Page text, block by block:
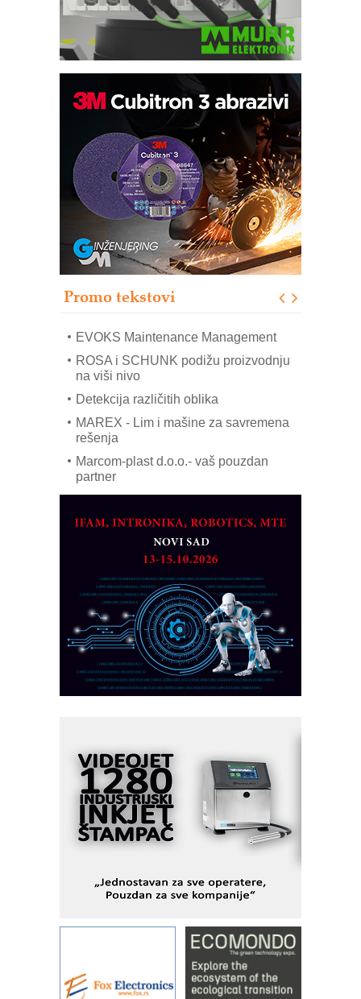
Promo tekstovi
Trajna oznaka kao dugoročna korist
Bezbednost na prvom mestu!
IB BLUMENAUER - više od 40 godina
poverenja u industriji
RMQ-TITAN ADVANCED INDICATOR
– Pametna signalizacija za efikasnije
upravljanje mašinama
Sigurnije ispitivanje transformatora u
solarnim elektranama i vetroparkovima
EVOKS Maintenance Management
ROSA i SCHUNK podižu proizvodnju
na viši nivo
Detekcija različitih oblika
MAREX - Lim i mašine za savremena
rešenja
Marcom-plast d.o.o.- vaš pouzdan
partner
obradu!
Razvoj asortimanskog pravca MINI-
PLC AKYTEC
AUKOM: Svetski standard metrologije
dostupan u Srbiji
MOTOMAN – NEXT-Robotika vođena
veštačkom inteligencijom
I.SAFE MOBILE revolucioniše
industrijsku automatizaciju
pionirskimmobile operator PANEL-OM
KIP KOP – napredna rešenja za
savremene industrijske i logističke
objekte
Alba d.o.o. – 35 godina preciznosti u
metrologiji i pametnim dozirnim
rešenjima
STAUFF – Komponente koje
sistema
YAMADA pumpe – japanska
pouzdanost u transferu fluida
Filtration Group Industrial – Napredna